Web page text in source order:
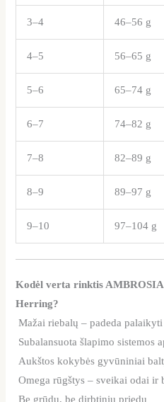
3–4 46–56 g
4–5 56–65 g
5–6 65–74 g
6–7 74–82 g
7–8 82–89 g
8–9 89–97 g
9–10 97–104 g
Kodėl verta rinktis
Herring?
Mažai riebalų – padeda
Subalansuota šlapimo sistemos
Aukštos kokybės gyvūniniai
Omega rūgštys – sveikai odai ir
Be grūdų, be dirbtinių priedų